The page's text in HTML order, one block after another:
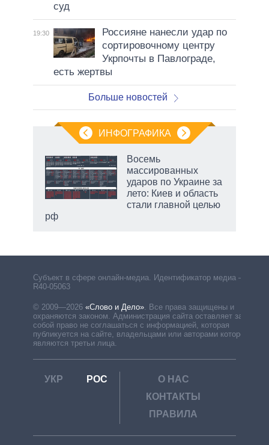
суд
19:30
Россияне нанесли удар по
сортировочному центру
Укрпочты в Павлограде,
есть жертвы
Больше новостей
ИНФОГРАФИКА
Восемь
массированных
ударов по Украине за
лето: Киев и область
стали главной целью
рф
Субъект в сфере онлайн-медиа. Идентификатор медиа –
R40-05063
© 2009—2026 «Слово и Дело». Все права защищены и
охраняются законом. Администрация сайта оставляет за
собой право не соглашаться с информацией, которая
публикуется на сайте, владельцами или авторами которой
являются третьи лица.
УКР РОС
О НАС
КОНТАКТЫ
ПРАВИЛА